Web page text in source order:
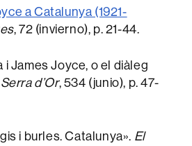
a Catalunya (1921-
, 72 (invierno), p. 21-44.
i James Joyce, o el diàleg
Serra d’Or, 534 (junio), p. 47-
i burles. Catalunya». El